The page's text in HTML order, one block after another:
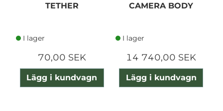
TETHER
I lager
70,00 SEK
Lägg i kundvagn
CAMERA BODY
I lager
14 740,00 SEK
Lägg i kundvagn